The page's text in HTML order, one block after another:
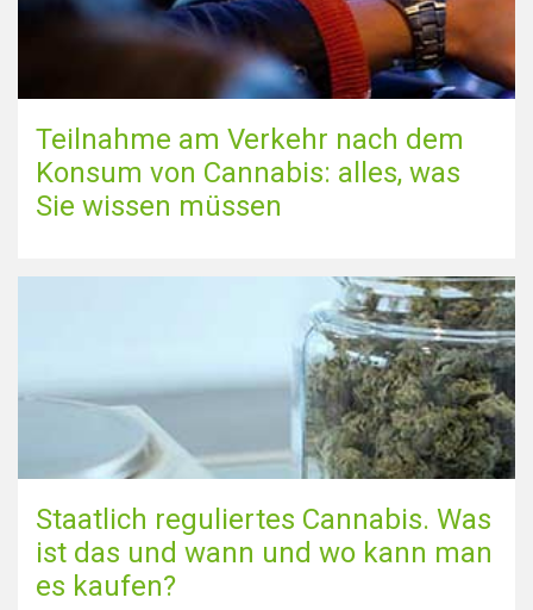
Teilnahme am Verkehr nach dem
Konsum von Cannabis: alles, was
Sie wissen müssen
Staatlich reguliertes Cannabis. Was
ist das und wann und wo kann man
es kaufen?